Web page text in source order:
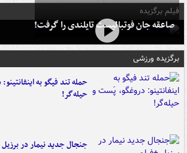
فیلم برگزیده
صاعقه جان فوتبالیست تایلندی را گرفت!
برگزیده ورزشی
حمله تند فیگو به
حیله‌گر!
جنجال جدید نیمار در